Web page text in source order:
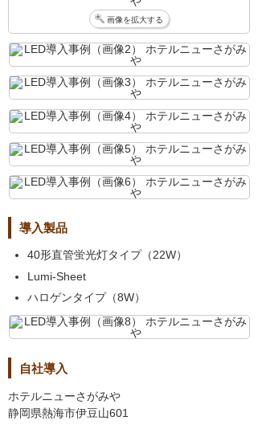
画像を拡大する
導入製品
40形直管蛍光灯タイプ（22W）
Lumi-Sheet
ハロゲンタイプ（8W）
自社導入
ホテルニューさがみや
静岡県熱海市伊豆山601